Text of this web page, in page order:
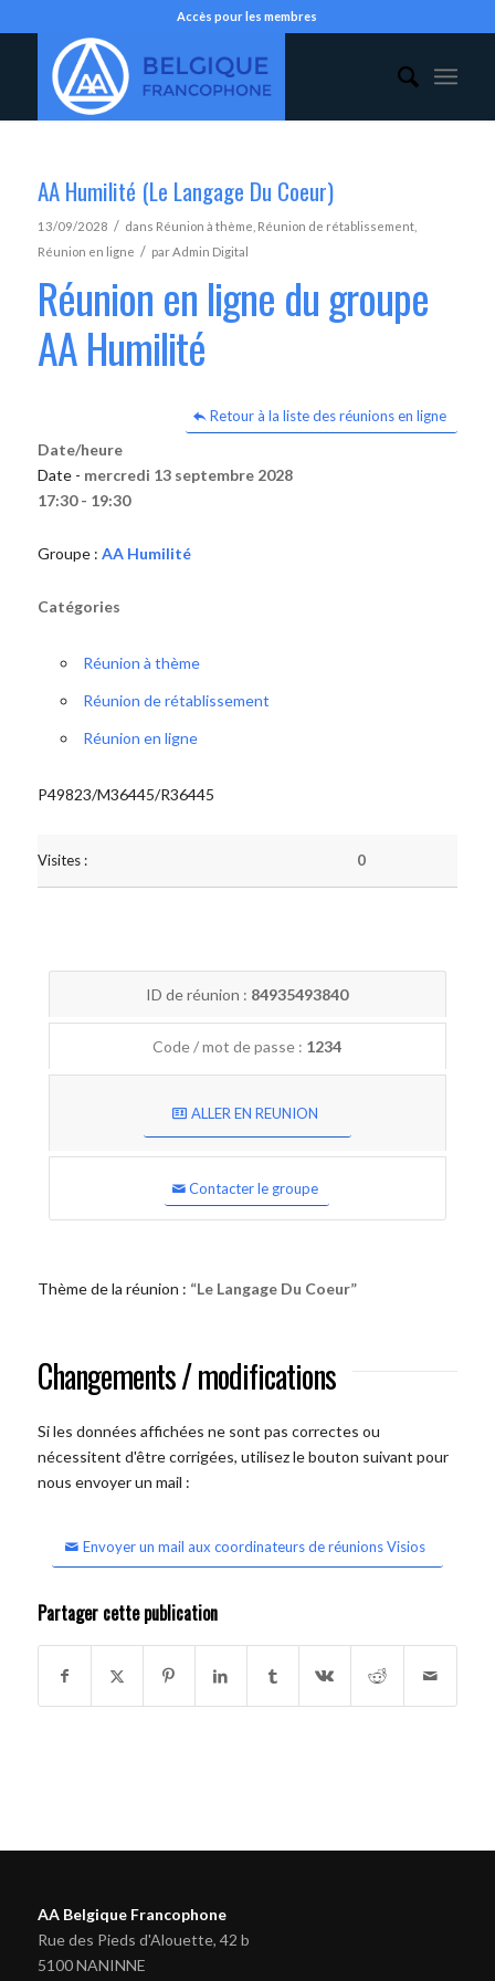
Accès pour les membres
AA Humilité (Le Langage Du Coeur)
13/09/2028 / dans Réunion à thème Réunion de rétablissement,
Réunion en ligne / parAdmin Digital
Réunion en ligne du groupe
AA Humilité
Retour à la liste des réunions en ligne
Date/heure
Date - mercredi 13 septembre 2028
17:30 - 19:30
Groupe : AA Humilité
Catégories
Réunion à thème
Réunion de rétablissement
Réunion en ligne
P49823/M36445/R36445
Visites : 0
ID de réunion : 84935493840
Code / mot de passe : 1234
ALLER EN REUNION
Contacter le groupe
Thème de la réunion : “Le Langage Du Coeur”
Changements / modifications
Si les données affichées ne sont pas correctes ou
nécessitent d'être corrigées, utilisez le bouton suivant pour
nous envoyer un mail :
Envoyer un mail aux coordinateurs de réunions Visios
Partager cette publication
AA Belgique Francophone
Rue des Pieds d'Alouette, 42 b
5100 NANINNE